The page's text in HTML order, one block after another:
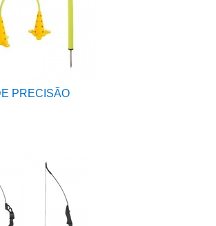
PRECISÃO